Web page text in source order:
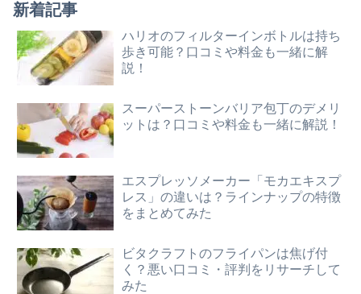
新着記事
ハリオのフィルターインボトルは持ち
歩き可能？口コミや料金も一緒に解
説！
スーパーストーンバリア包丁のデメリ
ットは？口コミや料金も一緒に解説！
エスプレッソメーカー「モカエキスプ
レス」の違いは？ラインナップの特徴
をまとめてみた
ビタクラフトのフライパンは焦げ付
く？悪い口コミ・評判をリサーチして
みた